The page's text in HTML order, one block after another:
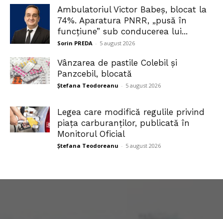
Ambulatoriul Victor Babeș, blocat la
74%. Aparatura PNRR, „pusă în
funcțiune” sub conducerea lui...
Sorin PREDA - 5 august 2026
Vânzarea de pastile Colebil și
Panzcebil, blocată
Ștefana Teodoreanu - 5 august 2026
Legea care modifică regulile privind
piața carburanților, publicată în
Monitorul Oficial
Ștefana Teodoreanu - 5 august 2026